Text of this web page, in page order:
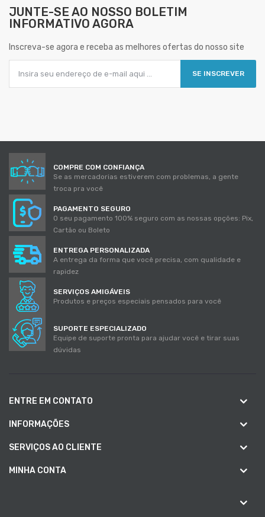
JUNTE-SE AO NOSSO BOLETIM
INFORMATIVO AGORA
Inscreva-se agora e receba as melhores ofertas do nosso site
SE INSCREVER
COMPRE COM CONFIANÇA
Se as mercadorias estiverem com problemas, a gente
troca pra você
PAGAMENTO SEGURO
O seu pagamento 100% seguro com as nossas opções: Pix,
Cartão ou Boleto
ENTREGA PERSONALIZADA
A entrega da forma que você precisa, com qualidade e
rapidez
SERVIÇOS AMIGÁVEIS
Produtos e preços especiais pensados para você
SUPORTE ESPECIALIZADO
Equipe de suporte pronta para ajudar você e tirar suas
dúvidas
ENTRE EM CONTATO
INFORMAÇÕES
SERVIÇOS AO CLIENTE
MINHA CONTA